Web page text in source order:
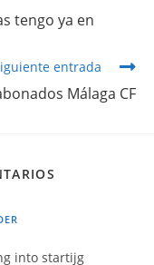
tengo ya en
entrada
Málaga CF
into startijg